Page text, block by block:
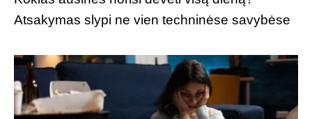
Atsakymas slypi ne vien techninėse savybėse